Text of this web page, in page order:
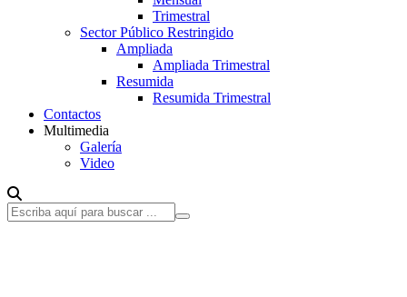
Trimestral
Sector Público Restringido
Ampliada
Ampliada Trimestral
Resumida
Resumida Trimestral
Contactos
Multimedia
Galería
Video